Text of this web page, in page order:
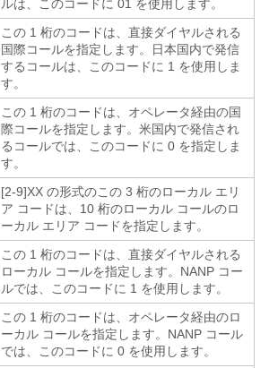
ルは、このコードに 01 を使用します。
この 1 桁のコードは、直接ダイヤルされる
国際コールを指定します。日本国内で発信
するコールは、このコードに 1 を使用しま
す。
この 1 桁のコードは、オペレータ経由の国
際コールを指定します。米国内で発信され
るコールでは、このコードに 0 を指定しま
す。
[2-9]XX の形式のこの 3 桁のローカル エリ
ア コードは、10 桁のローカル コールのロ
ーカル エリア コードを指定します。
この 1 桁のコードは、直接ダイヤルされる
ローカル コールを指定します。NANP コー
ルでは、このコードに 1 を使用します。
この 1 桁のコードは、オペレータ経由のロ
ーカル コールを指定します。NANP コール
では、このコードに 0 を使用します。